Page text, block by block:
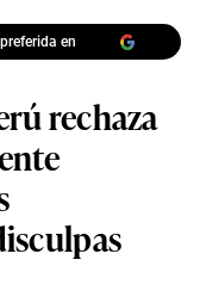
en
rechaza